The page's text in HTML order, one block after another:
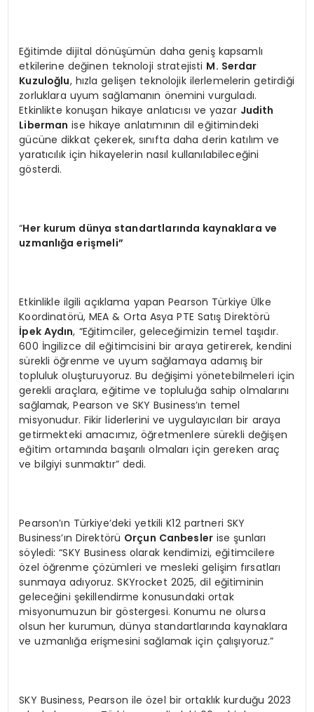
Eğitimde dijital dönüşümün daha geniş kapsamlı
etkilerine değinen teknoloji stratejisti M. Serdar
Kuzuloğlu, hızla gelişen teknolojik ilerlemelerin getirdiği
zorluklara uyum sağlamanın önemini vurguladı.
Etkinlikte konuşan hikaye anlatıcısı ve yazar Judith
Liberman ise hikaye anlatımının dil eğitimindeki
gücüne dikkat çekerek, sınıfta daha derin katılım ve
yaratıcılık için hikayelerin nasıl kullanılabileceğini
gösterdi.
“Her kurum dünya standartlarında kaynaklara ve
uzmanlığa erişmeli”
Etkinlikle ilgili açıklama yapan Pearson Türkiye Ülke
Koordinatörü, MEA & Orta Asya PTE Satış Direktörü
İpek Aydın, “Eğitimciler, geleceğimizin temel taşıdır.
600 İngilizce dil eğitimcisini bir araya getirerek, kendini
sürekli öğrenme ve uyum sağlamaya adamış bir
topluluk oluşturuyoruz. Bu değişimi yönetebilmeleri için
gerekli araçlara, eğitime ve topluluğa sahip olmalarını
sağlamak, Pearson ve SKY Business’ın temel
misyonudur. Fikir liderlerini ve uygulayıcıları bir araya
getirmekteki amacımız, öğretmenlere sürekli değişen
eğitim ortamında başarılı olmaları için gereken araç
ve bilgiyi sunmaktır” dedi.
Pearson’ın Türkiye’deki yetkili K12 partneri SKY
Business’ın Direktörü Orçun Canbesler ise şunları
söyledi: “SKY Business olarak kendimizi, eğitimcilere
özel öğrenme çözümleri ve mesleki gelişim fırsatları
sunmaya adıyoruz. SKYrocket 2025, dil eğitiminin
geleceğini şekillendirme konusundaki ortak
misyonumuzun bir göstergesi. Konumu ne olursa
olsun her kurumun, dünya standartlarında kaynaklara
ve uzmanlığa erişmesini sağlamak için çalışıyoruz.”
SKY Business, Pearson ile özel bir ortaklık kurduğu 2023